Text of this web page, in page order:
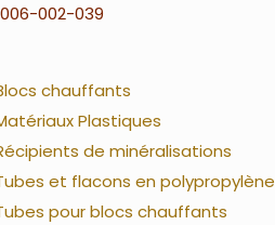
006-002-039
chauffants
Plastiques
de minéralisations
et flacons en polypropylène
pour blocs chauffants